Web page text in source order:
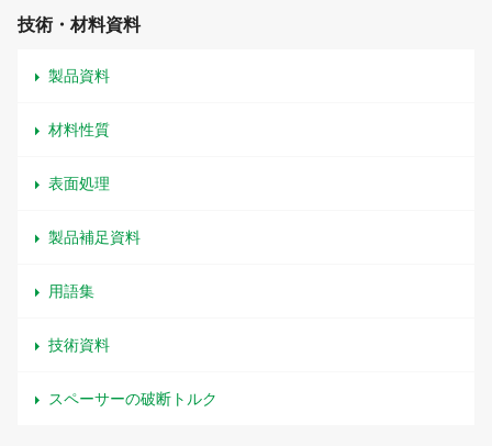
技術・材料資料
製品資料
材料性質
表面処理
製品補足資料
用語集
技術資料
スペーサーの破断トルク